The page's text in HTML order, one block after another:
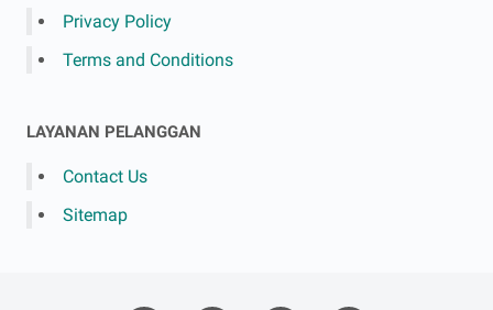
Privacy Policy
Terms and Conditions
LAYANAN PELANGGAN
Contact Us
Sitemap